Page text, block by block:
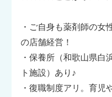
・ご自身も薬剤師の女
の店舗経営！
・保養所（和歌山県白
ト施設）あり♪
・復職制度アリ。育児